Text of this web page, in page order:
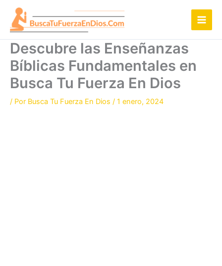
contenido
Descubre las Enseñanzas
Bíblicas Fundamentales en
Busca Tu Fuerza En Dios
/ Por Busca Tu Fuerza En Dios / 1 enero, 2024